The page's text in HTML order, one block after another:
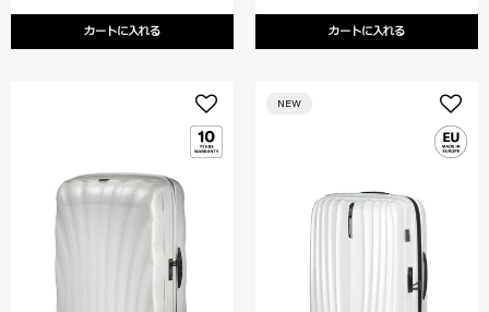
カートに入れる カートに入れる
NEW